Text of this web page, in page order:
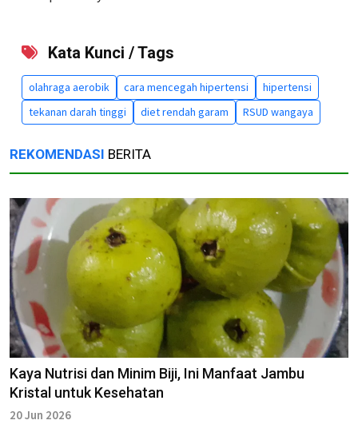
Kata Kunci / Tags
olahraga aerobik cara mencegah hipertensi
hipertensi
tekanan darah tinggi
diet rendah garam RSUD wangaya
REKOMENDASI BERITA
Kaya Nutrisi dan Minim Biji, Ini Manfaat Jambu
Kristal untuk Kesehatan
20 Jun 2026